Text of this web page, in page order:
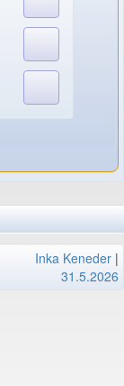
Inka Keneder |
31.5.2026